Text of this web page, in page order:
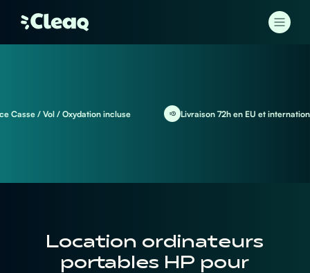
/ Vol / Oxydation incluse Livraison 72h en EU et international
Location ordinateurs
portables HP pour